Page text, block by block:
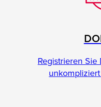
Registrieren